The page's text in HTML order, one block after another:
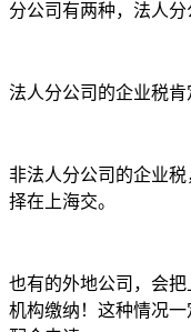
分公司有两种，法人分
法人分公司的企业税肯
非法人分公司的企业
择在上海交。
也有的外地公司，会
机构缴纳！这种情况